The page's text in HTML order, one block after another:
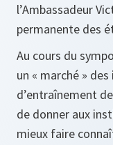
l’Ambassadeur
permanente des
Au cours du
un « marché »
d’entraînement
de donner aux
mieux faire